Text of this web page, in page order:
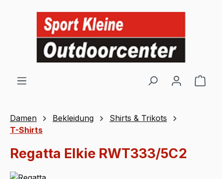
Zum Hauptinhalt springen
Damen Bekleidung
Shirts & Trikots
T-Shirts
Regatta Elkie RWT333/5C2